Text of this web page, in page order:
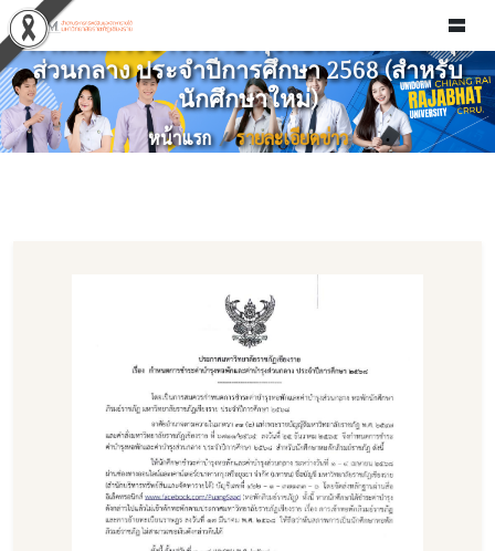
ประกาศมหาวิทยาลัยราชภัฏเชียงราย เรื่อง
กำหนดการชำระค่าบำรุงหอพักและค่าบำรุง
ส่วนกลาง ประจำปีการศึกษา 2568 (สำหรับ
นักศึกษาใหม่)
หน้าแรก รายละเอียดข่าว